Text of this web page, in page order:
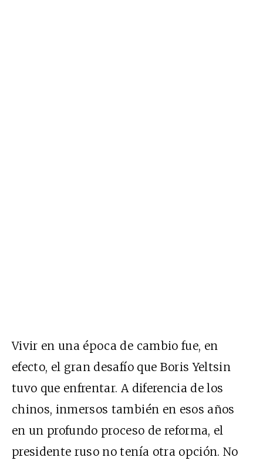
Vivir en una época de cambio fue, en
efecto, el gran desafío que Boris Yeltsin
tuvo que enfrentar. A diferencia de los
chinos, inmersos también en esos años
en un profundo proceso de reforma, el
presidente ruso no tenía otra opción. No